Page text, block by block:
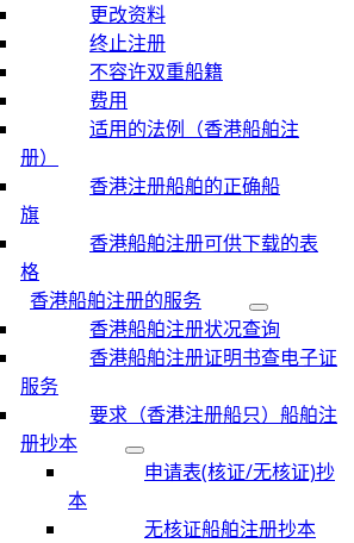
更改资料
终止注册
不容许双重船籍
费用
适用的法例（香港船舶注
册）
香港注册船舶的正确船
旗
香港船舶注册可供下载的表
格
香港船舶注册的服务
香港船舶注册状况查询
香港船舶注册证明书查电子证
服务
要求（香港注册船只）船舶注
册抄本
申请表(核证/无核证)抄
本
无核证船舶注册抄本